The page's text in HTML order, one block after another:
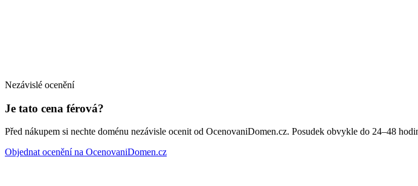
Nezávislé ocenění
Je tato cena férová?
Před nákupem si nechte doménu nezávisle ocenit od OcenovaniDomen.cz. Posudek obvykle do 24–48
Objednat ocenění na OcenovaniDomen.cz